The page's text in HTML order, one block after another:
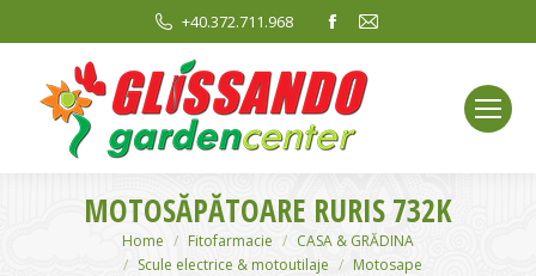
+40.372.711.968
Facebook
opens
in
new
window
Mail
window
MOTOSĂPĂTOARE RURIS 732K
You are here:Home Fitofarmacie
CASA & GRĂDINA
Scule electrice & motoutilaje
Motosape